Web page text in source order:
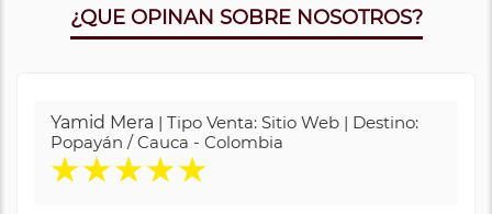
¿QUE OPINAN SOBRE NOSOTROS?
Yamid Mera | Tipo Venta: Sitio Web | Destino:
Popayán / Cauca - Colombia
★★★★★